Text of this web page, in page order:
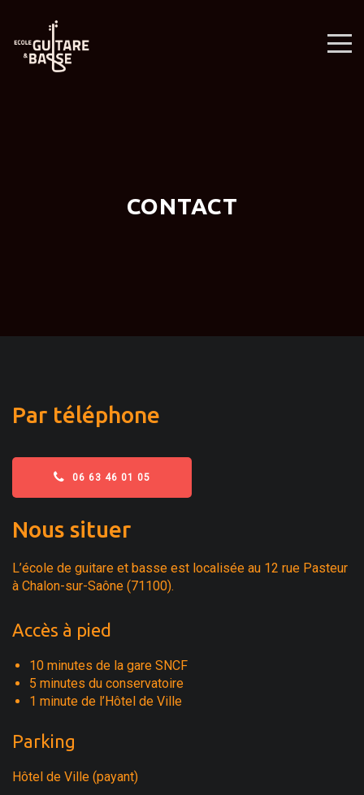
CONTACT
Par téléphone
06 63 46 01 05
Nous situer
L’école de guitare et basse est localisée au 12 rue Pasteur
à Chalon-sur-Saône (71100).
Accès à pied
10 minutes de la gare SNCF
5 minutes du conservatoire
1 minute de l’Hôtel de Ville
Parking
Hôtel de Ville (payant)